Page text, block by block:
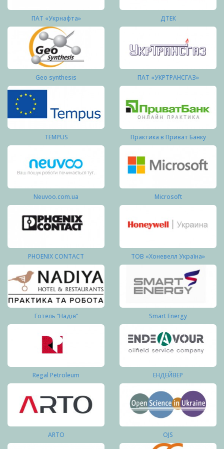
ПАТ «Укрнафта» ДТЕК
Geo synthesis ПАТ «УКРТРАНСГАЗ»
TEMPUS Практика в Приват Банку
Neuvoo.com.ua Microsoft
PHOENIX CONTACT ТОВ «Хоневелл Україна»
Готель “Надія” Smart Energy
Regal Petroleum ЕНДЕЙВЕР
ARTO OJS